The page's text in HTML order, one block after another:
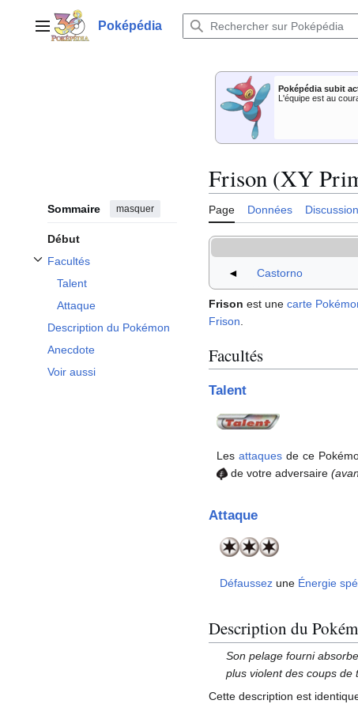
contenuMenu principalPoképédia
Poképédia subit
L'équipe est au
Sommaire masquer
Début
Facultés
Afficher / masquer la sous-section Facultés
Talent
Attaque
Description du Pokémon
Anecdote
Voir aussi
Frison (XY
Page Données Discussion
◄ Castorno
Frison est une carte
Frison
Facultés
Talent
Les attaques de ce
de votre adversaire
Attaque
Défaussezune Énergie
Description du
Son pelage fourni
plus violent des coups de
Cette description est